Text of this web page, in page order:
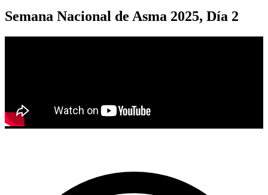
Semana Nacional de Asma 2025, Día 2